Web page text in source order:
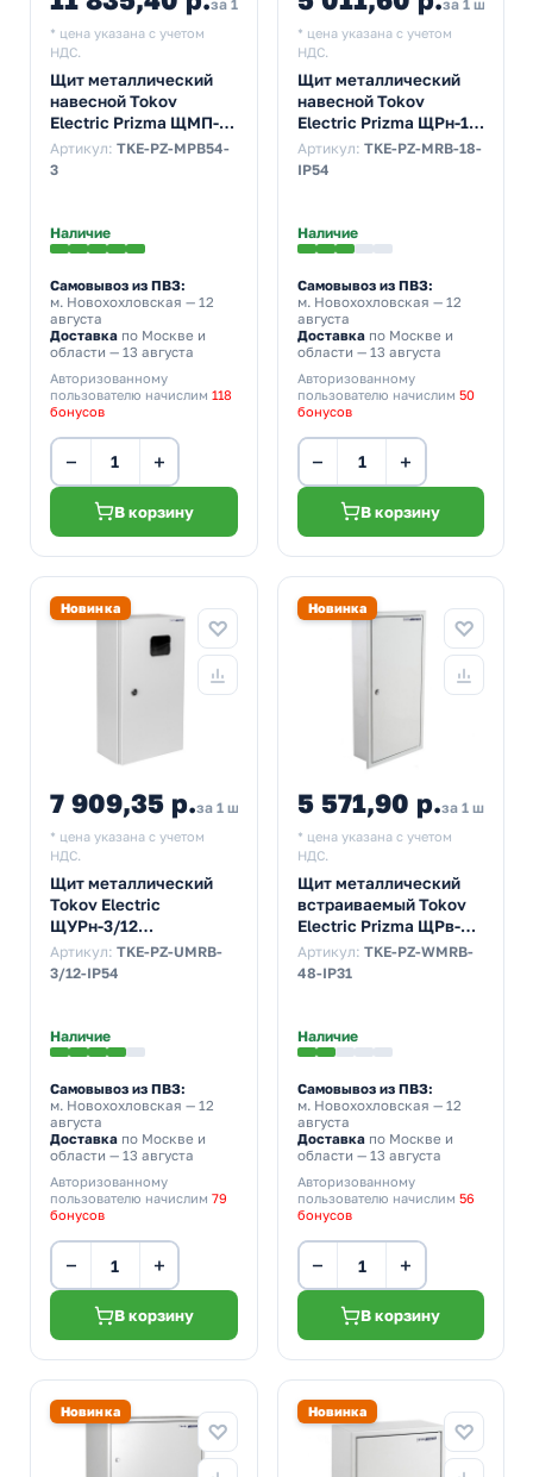
за 1 шт
* цена указана с учетом
НДС.
Щит металлический
навесной Tokov
Electric Prizma ЩМП-3
655х500х220 с
монтажной панелью
Артикул: TKE-PZ-MPB54-
3
Наличие
Самовывоз из ПВЗ:
м. Новохохловская — 12
августа
Доставка по Москве и
области — 13 августа
Авторизованному
пользователю начислим 118
бонусов
− +
В корзину
за 1 шт
* цена указана с учетом
НДС.
Щит металлический
навесной Tokov
Electric Prizma ЩРн-18
18м 390х255х120 с
Din-рейкой IP54 серый
Артикул: TKE-PZ-MRB-18-
IP54
Наличие
Самовывоз из ПВЗ:
м. Новохохловская — 12
августа
Доставкапо Москве и
области — 13 августа
Авторизованному
пользователю начислим 50
бонусов
− +
В корзину
Новинка
7 909,35 р.за 1 шт
* цена указана с учетом
НДС.
Щит металлический
Tokov Electric
ЩУРн-3/12
540х310х165 на 3-ф
счетчик и 12м
Артикул: TKE-PZ-UMRB-
3/12-IP54
Наличие
Самовывоз из ПВЗ:
м. Новохохловская — 12
августа
Доставка по Москве и
области — 13 августа
Авторизованному
пользователю начислим 79
бонусов
− +
В корзину
Новинка
5 571,90 р.за 1 шт
* цена указана с учетом
НДС.
Щит металлический
встраиваемый Tokov
Electric Prizma ЩРв-48
48м 650х340х120 с
Din-рейкой IP31 серый
Артикул: TKE-PZ-WMRB-
48-IP31
Наличие
Самовывоз из ПВЗ:
м. Новохохловская — 12
августа
Доставкапо Москве и
области — 13 августа
Авторизованному
пользователю начислим 56
бонусов
− +
В корзину
Новинка Новинка